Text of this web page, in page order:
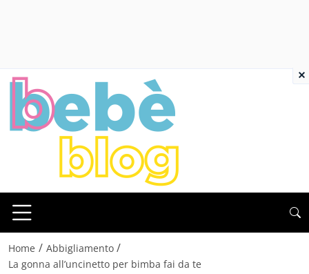
Home / Abbigliamento /
La gonna all’uncinetto per bimba fai da te
×